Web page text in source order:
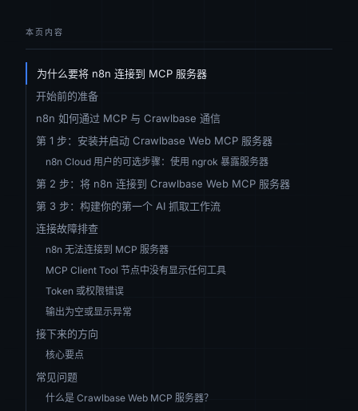
本页内容
为什么要将 n8n 连接到 MCP 服务器
开始前的准备
n8n 如何通过 MCP 与 Crawlbase 通信
第 1 步：安装并启动 Crawlbase Web MCP 服务器
n8n Cloud 用户的可选步骤：使用 ngrok 暴露服务器
第 2 步：将 n8n 连接到 Crawlbase Web MCP 服务器
第 3 步：构建你的第一个 AI 抓取工作流
连接故障排查
n8n 无法连接到 MCP 服务器
MCP Client Tool 节点中没有显示任何工具
Token 或权限错误
输出为空或显示异常
接下来的方向
核心要点
常见问题
什么是 Crawlbase Web MCP 服务器？